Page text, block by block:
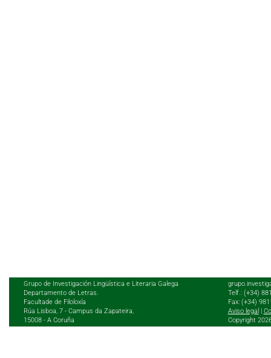
Grupo de Investigación Lingüística e Literaria Galega
Departamento de Letras.
Facultade de Filoloxía
Rúa Lisboa, 7 - Campus da Zapateira,
15008 - A Coruña
Telf.: (+34)
Fax: (+34)
Aviso legal
Copyright